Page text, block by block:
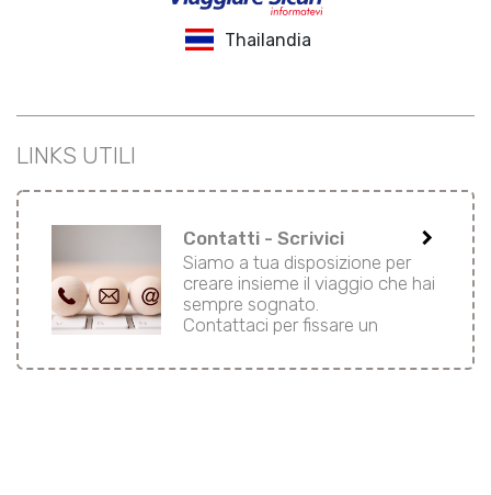
Thailandia
LINKS UTILI
Contatti - Scrivici keyboard_arrow_right
Siamo a tua disposizione per
creare insieme il viaggio che hai
sempre sognato.
Contattaci per fissare un
telefonico.